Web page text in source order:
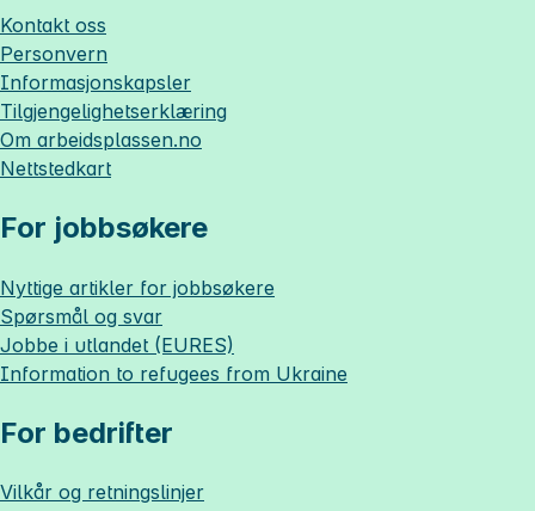
Kontakt oss
Personvern
Informasjonskapsler
Tilgjengelighetserklæring
Om arbeidsplassen.no
Nettstedkart
For jobbsøkere
Nyttige artikler for jobbsøkere
Spørsmål og svar
Jobbe i utlandet (EURES)
Information to refugees from Ukraine
For bedrifter
Vilkår og retningslinjer